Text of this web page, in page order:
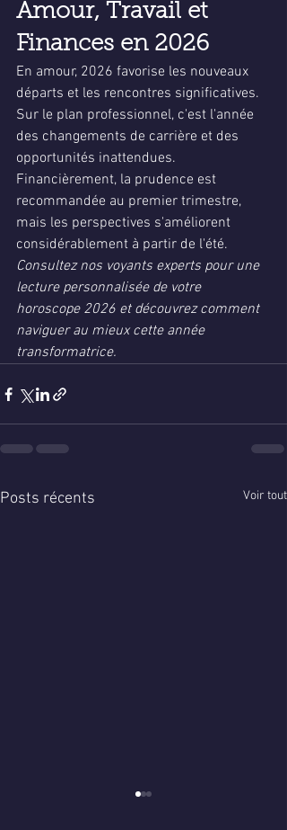
Amour, Travail et
Finances en 2026
En amour, 2026 favorise les nouveaux
départs et les rencontres significatives.
Sur le plan professionnel, c'est l'année
des changements de carrière et des
opportunités inattendues.
Financièrement, la prudence est
recommandée au premier trimestre,
mais les perspectives s'améliorent
considérablement à partir de l'été.
Consultez nos voyants experts pour une
lecture personnalisée de votre
horoscope 2026 et découvrez comment
naviguer au mieux cette année
transformatrice.
Posts récents Voir tout